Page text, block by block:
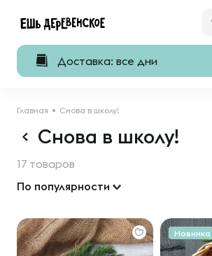
Доставка: все дни
Главная Снова в школу!
Снова в школу!
17 товаров
По популярности
Новинка